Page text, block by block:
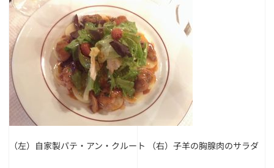
（左）自家製パテ・アン・クルート （右）子羊の胸腺肉のサラダ